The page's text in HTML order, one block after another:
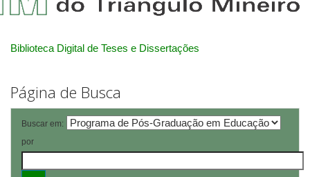
Biblioteca Digital de Teses e Dissertações
Página de Busca
Buscar em:
por